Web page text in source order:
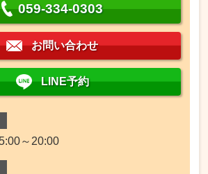
059-334-0303
お問い合わせ
LINE予約
～20:00